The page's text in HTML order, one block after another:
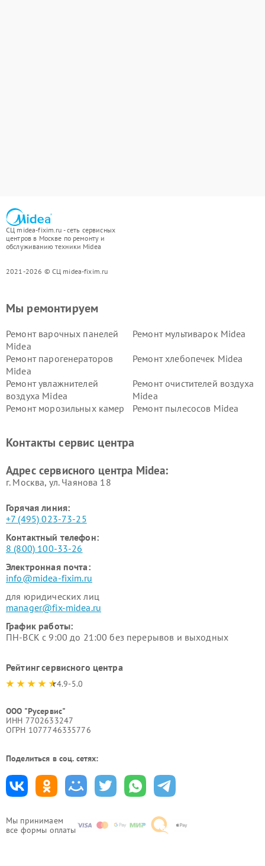
СЦ midea-fixim.ru - сеть сервисных
центров в Москве по ремонту и
обслуживанию техники Midea
2021-2026 © СЦ midea-fixim.ru
Мы принимаем
все формы оплаты
Мы ремонтируем
Ремонт варочных панелей
Midea
Ремонт мультиварок Midea
Ремонт парогенераторов
Midea
Ремонт хлебопечек Midea
Ремонт увлажнителей
воздуха Midea
Ремонт очистителей воздуха
Midea
Ремонт морозильных камер
Ремонт пылесосов Midea
пылесосов Midea
Midea
Контакты сервис центра
Адрес сервисного центра Midea:
г. Москва, ул. Чаянова 18
Горячая линия:
+7 (495) 023-73-25
Контактный телефон:
8 (800) 100-33-26
Электронная почта:
info@midea-fixim.ru
для юридических лиц
manager@fix-midea.ru
График работы:
ПН-ВСК с 9:00 до 21:00 без перерывов и выходных
Рейтинг сервисного центра
4.9-5.0
ООО "Русервис"
ИНН 7702633247
ОГРН 1077746335776
Поделиться в соц. сетях: